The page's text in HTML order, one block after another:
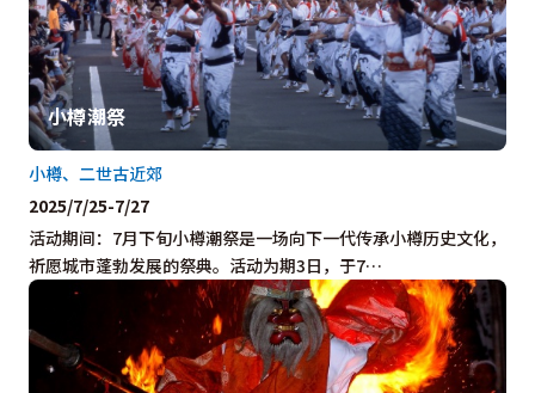
小樽潮祭
活动期间：7月下旬小樽潮祭是一场向下一代传承小樽历史文化，
祈愿城市蓬勃发展的祭典。活动为期3日，于7…
小樽、二世古近郊
2025/7/25-7/27